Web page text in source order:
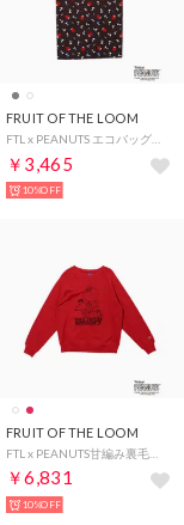
FRUIT OF THE LOOM
￥3,465
10%OFF
FRUIT OF THE LOOM
￥6,831
10%OFF